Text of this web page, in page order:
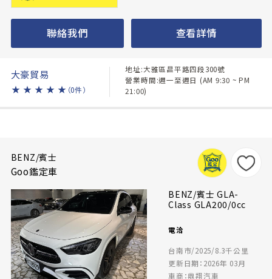
聯絡我們 查看詳情
大豪貿易
★ ★ ★ ★ ★ （0件）
地址:大雅區昌平路四段300號
營業時間:週一至週日 (AM 9:30 ~ PM
21:00)
BENZ/賓士
Goo鑑定車
BENZ/賓士 GLA-
Class GLA200/0cc
電洽
台南市/2025/8.3千公里
更新日期：2026年 03月
車商：鼎翔汽車